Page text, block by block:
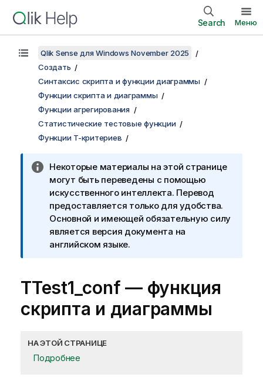
Search Меню
Qlik Sense для Windows November 2025
Создать
Синтаксис скрипта и функции диаграммы
Функции скрипта и диаграммы
Функции агрегирования
Статистические тестовые функции
Функции T-критериев
Некоторые материалы на этой странице
могут быть переведены с помощью
искусственного интеллекта. Перевод
предоставляется только для удобства.
Основной и имеющей обязательную силу
является версия документа на
английском языке.
TTest1_conf — функция
скриптa и диаграммы
НА ЭТОЙ СТРАНИЦЕ
Подробнее